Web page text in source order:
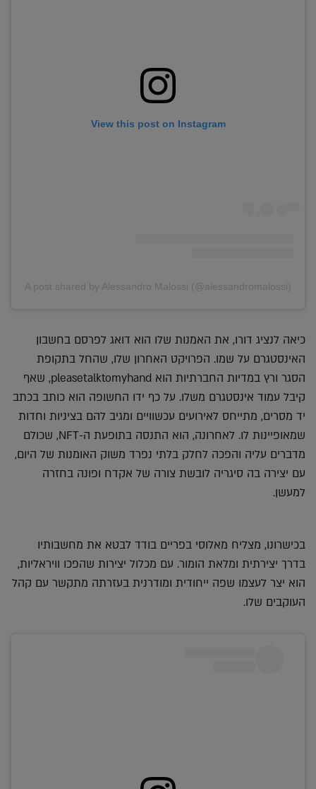
View this post on Instagram
A post shared by Alessandro Malossi (@alessandromalossi)
כיאה לנציג דורו, את האמנות שלו הוא דואג לפרסם בחשבון
האינסטגרם על שמו. הפרויקט האחרון שלו, שהחל בתקופת
הסגר ורץ במדיות החברתיות הוא pleasetalktomyhand, שאף
קיבל עמוד אינסטגרם משלו. על כף ידו החשופה הוא כותב בכתב
יד מסרים, מתייחס לאירועים עכשוויים ומגיב להם בציניות וחדות
שמאופיינות לו. לאחרונה, הוא התנסה בתופעת ה-NFT, שכולם
מדברים עליה והפכה לחלק בלתי נפרד משוק האומנות של היום,
עם יצירה בה סיגריה לובשת צורה של אקדח ופונה בחזרה
למעשן.
בכישרונו, מצליח מאלוסי בפריים בודד לבטא את מחשבותיו
בדרך יצירתית ומלאת הומור. עם מכלול יצירות שהפכו וויראליות,
הוא יצר לעצמו שפה ייחודית ומודרנית בעזרתה מתקשר עם קהל
העוקבים שלו.